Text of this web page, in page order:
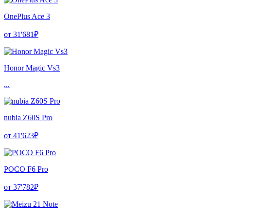
OnePlus Ace 3
от 31'681₽
Honor Magic Vs3
...
nubia Z60S Pro
от 41'623₽
POCO F6 Pro
от 37'782₽